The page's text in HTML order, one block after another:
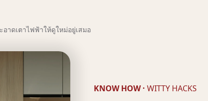
าดเตาไฟฟ้าให้ดูใหม่อยู่เสมอ
KNOW HOW· WITTY HACKS